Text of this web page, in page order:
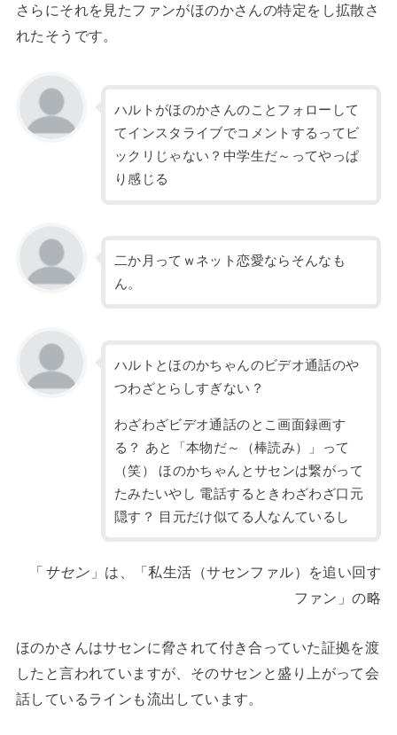
さらにそれを見たファンがほのかさんの特定をし拡散さ
れたそうです。
ハルトがほのかさんのことフォローして
てインスタライブでコメントするってビ
ックリじゃない？中学生だ～ってやっぱ
り感じる
二か月ってｗネット恋愛ならそんなも
ん。
ハルトとほのかちゃんのビデオ通話のや
つわざとらしすぎない？
わざわざビデオ通話のとこ画面録画す
る？ あと「本物だ～（棒読み）」って
（笑） ほのかちゃんとサセンは繋がって
たみたいやし 電話するときわざわざ口元
隠す？ 目元だけ似てる人なんているし
「 サセン 」は、「私生活（サセンファル）を追い回す
ファン」の略
ほのかさんはサセンに脅されて付き合っていた証拠を渡
したと言われていますが、そのサセンと盛り上がって会
話しているラインも流出しています。